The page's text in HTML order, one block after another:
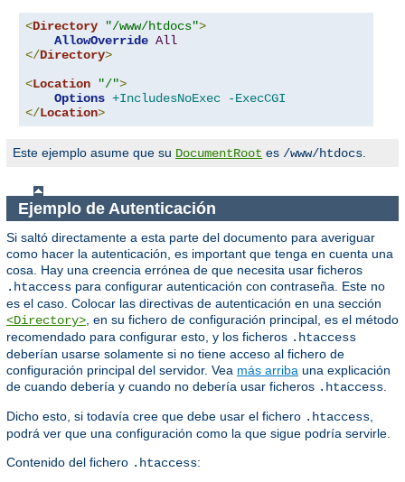
<Directory "/www/htdocs">
AllowOverride All
</Directory>
<Location "/">
Options +IncludesNoExec
-ExecCGI
</Location>
Este ejemplo asume que su DocumentRoot es /www/htdocs
Ejemplo de Autenticación
Si saltó directamente a esta parte del documento para averiguar
como hacer la autenticación, es important que tenga en cuenta una
cosa. Hay una creencia errónea de que necesita usar ficheros
.htaccess para configurar autenticación con contraseña. Este no
es el caso. Colocar las directivas de autenticación en una sección
<Directory> , en su fichero de configuración principal, es el método
recomendado para configurar esto, y los ficheros .htaccess
deberían usarse solamente si no tiene acceso al fichero de
configuración principal del servidor. Vea más arriba una explicación
de cuando debería y cuando no debería usar ficheros .htaccess
Dicho esto, si todavía cree que debe usar el fichero .htaccess
podrá ver que una configuración como la que sigue podría servirle.
Contenido del fichero .htaccess: